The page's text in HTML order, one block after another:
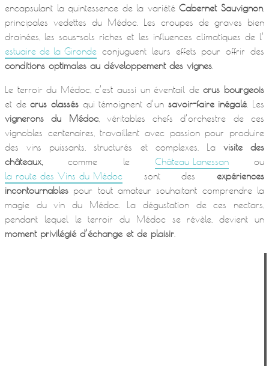
encapsulant la quintessence de la variétéCabernet Sauvignon,
principales vedettes du Médoc. Les croupes de graves bien
drainées, les sous-sols riches et les influences climatiques de l’
estuaire de la Gironde conjuguent leurs effets pour offrir des
conditions optimales au développement des vignes.
Le terroir du Médoc, c’est aussi un éventail decrus bourgeois
et decrus classés qui témoignent d’un savoir-faire inégalé. Les
vignerons du Médoc, véritables chefs d’orchestre de ces
vignobles centenaires, travaillent avec passion pour produire
des vins puissants, structurés et complexes. La visite des
châteaux,comme le Château Lanessanou
la route des Vins du Médoc sont des expériences
incontournables pour tout amateur souhaitant comprendre la
magie du vin du Médoc. La dégustation de ces nectars,
pendant lequel le terroir du Médoc se révèle, devient un
moment privilégié d’échange et de plaisir.